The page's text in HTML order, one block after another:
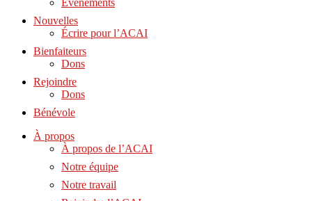
Événements
Nouvelles
Écrire pour l’ACAI
Bienfaiteurs
Dons
Rejoindre
Dons
Bénévole
À propos
À propos de l’ACAI
Notre équipe
Notre travail